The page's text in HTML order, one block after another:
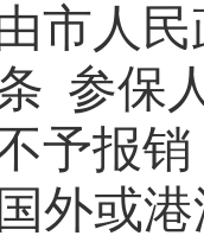
市人
参保
予报销
外或